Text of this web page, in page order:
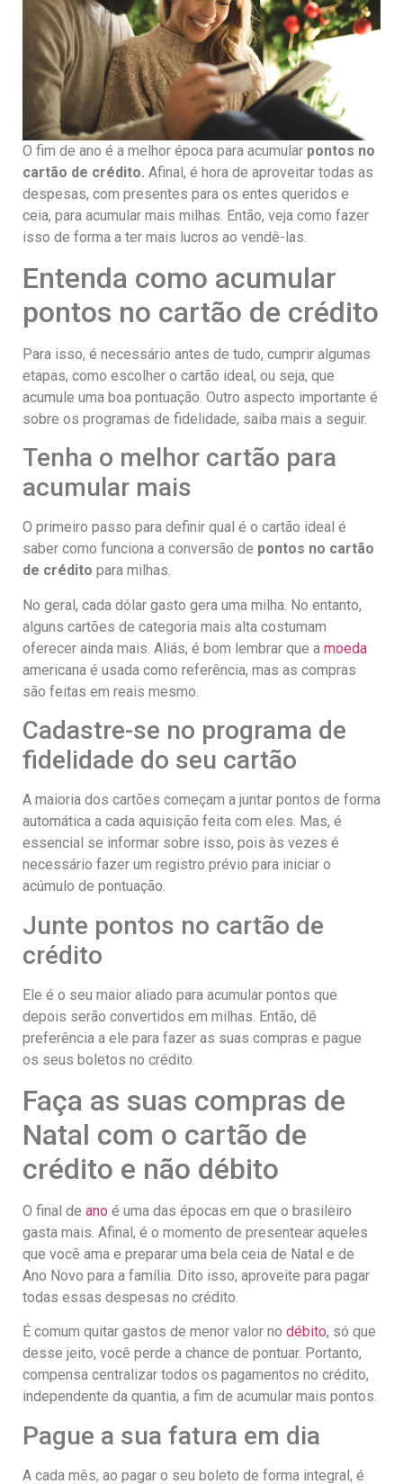
O fim de ano é a melhor época para acumular pontos no
cartão de crédito. Afinal, é hora de aproveitar todas as
despesas, com presentes para os entes queridos e
ceia, para acumular mais milhas. Então, veja como fazer
isso de forma a ter mais lucros ao vendê-las.
Entenda como acumular
pontos no cartão de crédito
Para isso, é necessário antes de tudo, cumprir algumas
etapas, como escolher o cartão ideal, ou seja, que
acumule uma boa pontuação. Outro aspecto importante é
sobre os programas de fidelidade, saiba mais a seguir.
Tenha o melhor cartão para
acumular mais
O primeiro passo para definir qual é o cartão ideal é
saber como funciona a conversão de pontos no cartão
de crédito para milhas.
No geral, cada dólar gasto gera uma milha. No entanto,
alguns cartões de categoria mais alta costumam
oferecer ainda mais. Aliás, é bom lembrar que a moeda
americana é usada como referência, mas as compras
são feitas em reais mesmo.
Cadastre-se no programa de
fidelidade do seu cartão
A maioria dos cartões começam a juntar pontos de forma
automática a cada aquisição feita com eles. Mas, é
essencial se informar sobre isso, pois às vezes é
necessário fazer um registro prévio para iniciar o
acúmulo de pontuação.
Junte pontos no cartão de
crédito
Ele é o seu maior aliado para acumular pontos que
depois serão convertidos em milhas. Então, dê
preferência a ele para fazer as suas compras e pague
os seus boletos no crédito.
Faça as suas compras de
Natal com o cartão de
crédito e não débito
O final de ano é uma das épocas em que o brasileiro
gasta mais. Afinal, é o momento de presentear aqueles
que você ama e preparar uma bela ceia de Natal e de
Ano Novo para a família. Dito isso, aproveite para pagar
todas essas despesas no crédito.
É comum quitar gastos de menor valor no débito, só que
desse jeito, você perde a chance de pontuar. Portanto,
compensa centralizar todos os pagamentos no crédito,
independente da quantia, a fim de acumular mais pontos.
Pague a sua fatura em dia
A cada mês, ao pagar o seu boleto de forma integral, é